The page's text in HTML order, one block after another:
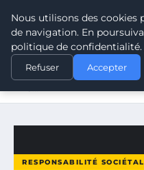
CLIMATE
ACCUEIL
RESPONSABILITÉ
VOIX DES ENTREPRISES
RESPONSABILITÉ
Nous utilisons des cookies
de navigation. En
politique de confidentialité.
Refuser Accepter